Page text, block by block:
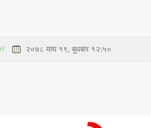
२०७८ माघ १९, बुधबार १२:५०